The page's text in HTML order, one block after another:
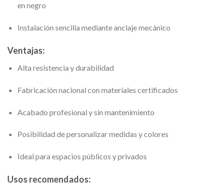
en negro
Instalación sencilla mediante anclaje mecánico
Ventajas:
Alta resistencia y durabilidad
Fabricación nacional con materiales certificados
Acabado profesional y sin mantenimiento
Posibilidad de personalizar medidas y colores
Ideal para espacios públicos y privados
Usos recomendados: